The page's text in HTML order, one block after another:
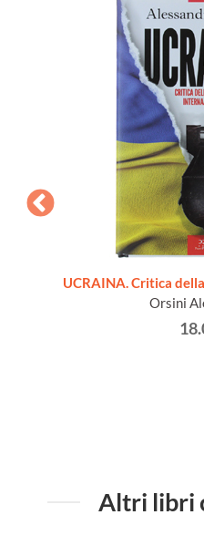
UCRAINA. Critica
Orsini
Altri libri